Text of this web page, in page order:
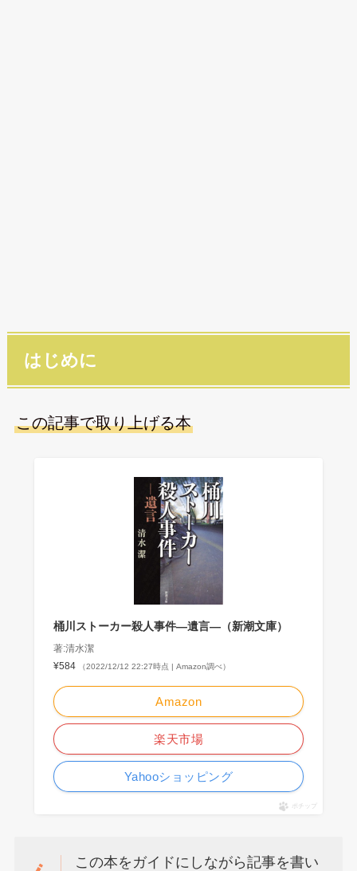
はじめに
この記事で取り上げる本
桶川ストーカー殺人事件―遺言―（新潮文庫）
著:清水潔
¥584
（2022/12/12 22:27時点 | Amazon調べ）
Amazon
楽天市場
Yahooショッピング
ポチップ
この本をガイドにしながら記事を書い